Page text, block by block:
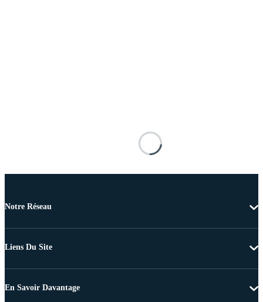
Notre Réseau
Liens Du Site
En Savoir Davantage